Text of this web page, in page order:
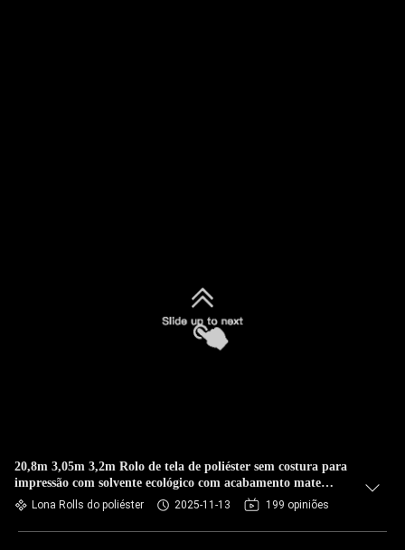
20,8m 3,05m 3,2m Rolo de tela de poliéster sem costura para
impressão com solvente ecológico com acabamento mate
premium
Lona Rolls do poliéster 2025-11-13 199 opiniões